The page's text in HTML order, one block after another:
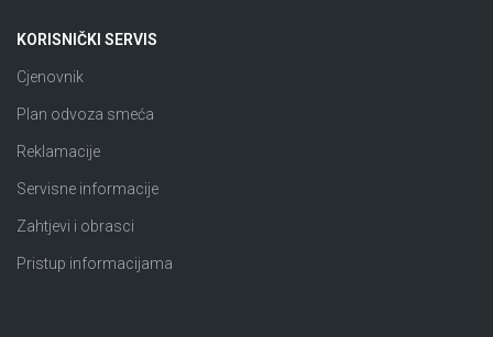
KORISNIČKI SERVIS
Cjenovnik
Plan odvoza smeća
Reklamacije
Servisne informacije
Zahtjevi i obrasci
Pristup informacijama